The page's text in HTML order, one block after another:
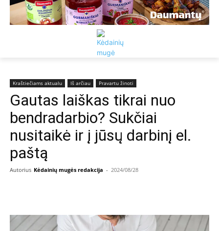
Kraštiečiams aktualu Iš arčiau Pravartu žinoti
Gautas laiškas tikrai nuo
bendradarbio? Sukčiai
nusitaikė ir į jūsų darbinį el.
paštą
Autorius Kėdainių mugės redakcija - 2024/08/28